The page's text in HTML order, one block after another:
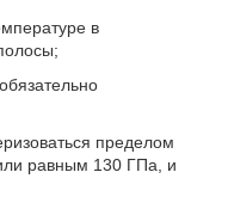
в
пределом
равным 130 ГПа, и